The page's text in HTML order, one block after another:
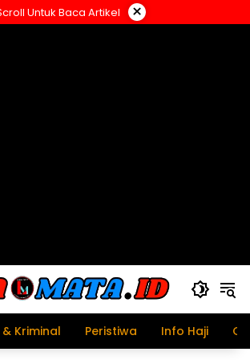
Untuk Baca Artikel ×
Kriminal Peristiwa Info Haji